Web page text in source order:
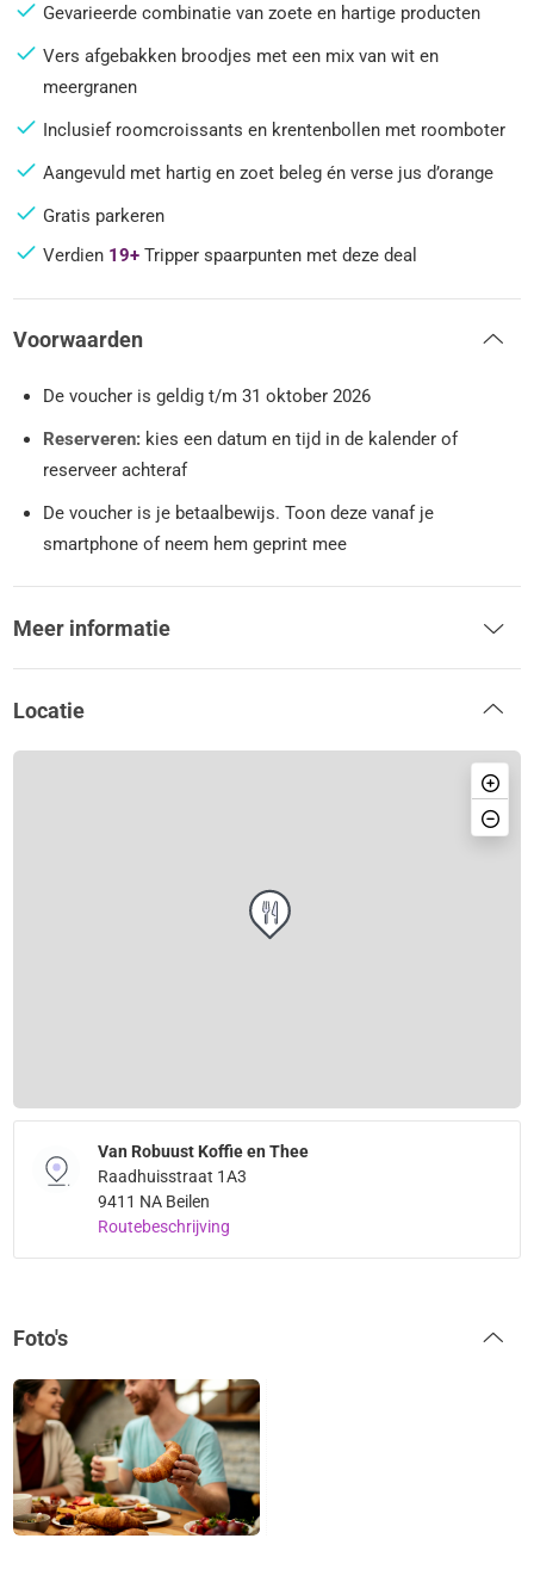
Gevarieerde combinatie van zoete en hartige producten
Vers afgebakken broodjes met een mix van wit en
meergranen
Inclusief roomcroissants en krentenbollen met roomboter
Aangevuld met hartig en zoet beleg én verse jus d’orange
Gratis parkeren
Verdien 19+ Tripper spaarpunten met deze deal
Voorwaarden
De voucher is geldig t/m 31 oktober 2026
Reserveren: kies een datum en tijd in de kalender of
reserveer achteraf
De voucher is je betaalbewijs. Toon deze vanaf je
smartphone of neem hem geprint mee
Meer informatie
Locatie
Van Robuust Koffie en Thee
Raadhuisstraat 1A3
9411 NA Beilen
Routebeschrijving
Foto's